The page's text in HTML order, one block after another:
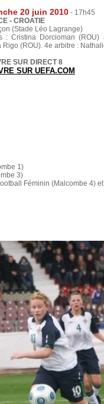
20 juin 2010 - 17h45
- CROATIE
(Stade Léo Lagrange)
: Cristina Dorcioman
Rigo (ROU). 4e arbitre :
SUR DIRECT 8
SUR UEFA.COM
1)
3)
Féminin (Malcombe 4)